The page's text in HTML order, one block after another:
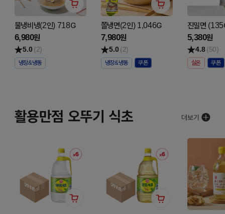
물냉비냉(2인) 718G
6,980원
5.0 (2)
냉장&냉동
쫄냉면(2인) 1,046G
7,980원
5.0 (2)
냉장&냉동
진밀면
5,380원
4.8 (50)
실온
활용만점 오뚜기 식초